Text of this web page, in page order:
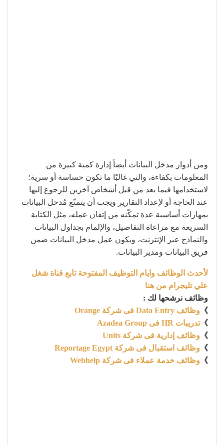
ومن أدوار مدخل البيانات أيضاً إدارة كمية كبيرة من
المعلومات بكفاءة، والتي غالبًا ما تكون حساسة أو سرية؛
لاستخدامها فيما بعد من قبل أشخاص آخرين للرجوع إليها
عند الحاجة أو لإعداد التقارير ويجب أن يتمتّع مُدخل البيانات
بمهارات أساسية عدة تمكّنه من إتقان عمله، مثل الكتابة
السريعة مع مراعاة التفاصيل، والإلمام بجداول البيانات
والنماذج عبر الإنترنت، ويكون عمل مدخل البيانات ضمن
فريق البيانات ومدير البيانات.
لأحدث الوظائف وايام التوظيف المفتوحة تابع قناة شغل
علي تليجرام من هنا
وظائف نرشحها لك :
》 وظائف Data Entry فى شركة Orange
》تدريبات HR فى Azadea Group
》 وظائف إدارية فى شركة Units
》 وظائف استقبال فى شركة Reportage Egypt
》 وظائف خدمة عملاء فى شركة Webhelp